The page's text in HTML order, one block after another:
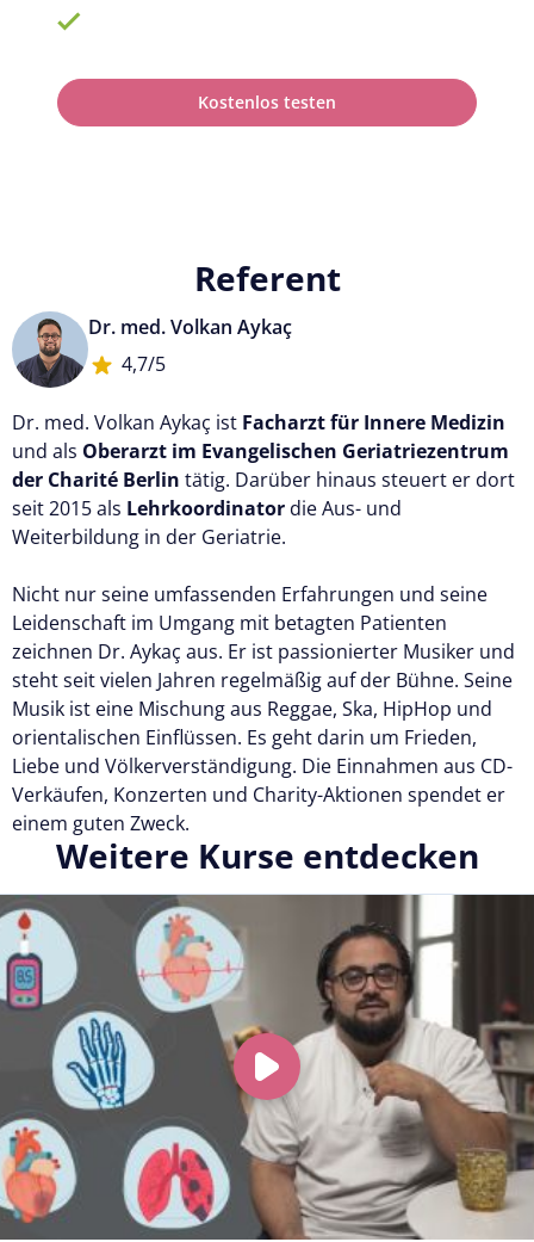
Kostenlos testen
Referent
Dr. med. Volkan Aykaç
4,7/5
Dr. med. Volkan Aykaç ist Facharzt für Innere Medizin
und als Oberarzt im Evangelischen Geriatriezentrum
der Charité Berlin tätig. Darüber hinaus steuert er dort
seit 2015 als Lehrkoordinator die Aus- und
Weiterbildung in der Geriatrie.
Nicht nur seine umfassenden Erfahrungen und seine
Leidenschaft im Umgang mit betagten Patienten
zeichnen Dr. Aykaç aus. Er ist passionierter Musiker und
steht seit vielen Jahren regelmäßig auf der Bühne. Seine
Musik ist eine Mischung aus Reggae, Ska, HipHop und
orientalischen Einflüssen. Es geht darin um Frieden,
Liebe und Völkerverständigung. Die Einnahmen aus CD-
Verkäufen, Konzerten und Charity-Aktionen spendet er
einem guten Zweck.
Weitere Kurse entdecken